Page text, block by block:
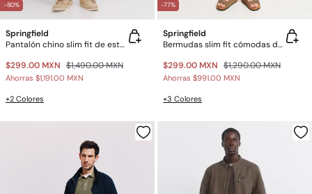
-80%
Springfield
Pantalón chino slim fit de estructura comfort
$299.00 MXN $1,490.00 MXN
Ahorras $1,191.00 MXN
+2 Colores
-77%
Springfield
Bermudas slim fit cómodas de lino
$299.00 MXN $1,290.00 MXN
Ahorras $991.00 MXN
+3 Colores